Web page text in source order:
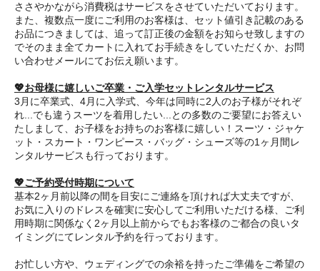
ささやかながら消費税はサービスをさせていただいております。
また、複数点一度にご利用のお客様は、セット値引き記載のある
お品につきましては、追って訂正後の金額をお知らせ致しますの
でそのまま全てカートに入れてお手続きをしていただくか、お問
い合わせメールにてお伝え願います。
💖お母様に嬉しいご卒業・ご入学セットレンタルサービス
3月に卒業式、4月に入学式、今年は同時に2人のお子様がそれぞ
れ...でも違うスーツを着用したい...との多数のご要望にお答えい
たしまして、お子様をお持ちのお客様に嬉しい！スーツ・ジャケ
ット・スカート・ワンピース・バッグ・シューズ等の1ヶ月間レ
ンタルサービスも行っております。
💖ご予約受付時期について
基本2ヶ月前以降の間を目安にご連絡を頂ければ大丈夫ですが、
お気に入りのドレスを確実に安心してご利用いただける様、ご利
用時期に関係なく2ヶ月以上前からでもお客様のご都合の良いタ
イミングにてレンタル予約を行っております。
お忙しい方や、ウェディングでの余裕を持ったご準備をご希望の